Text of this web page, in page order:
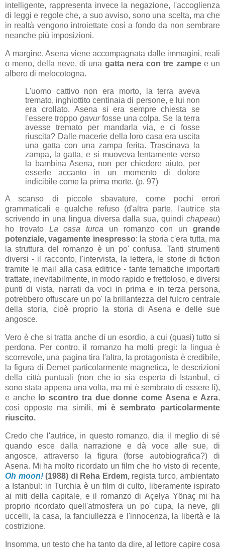
intelligente, rappresenta invece la negazione, l'accoglienza
di leggi e regole che, a suo avviso, sono una scelta, ma che
in realtà vengono introiettate così a fondo da non sembrare
neanche più imposizioni.
A margine, Asena viene accompagnata dalle immagini, reali
o meno, della neve, di una gatta nera con tre zampee un
albero di melocotogna.
L'uomo cattivo non era morto, la terra aveva
tremato, inghiottito centinaia di persone, e lui non
era crollato.Asena si era sempre chiesta se
l'essere troppo gavurfosse una colpa. Se la terra
avesse tremato per mandarla via, e ci fosse
riuscita? Dalle macerie della loro casa era uscita
una gatta con una zampa ferita. Trascinava la
zampa, la gatta, e si muoveva lentamente verso
la bambina Asena, non per chiedere aiuto, per
esserle accanto in un momento di dolore
indicibile come la prima morte. (p. 97)
A scanso di piccole sbavature, come pochi errori
grammaticali e qualche refuso (d'altra parte, l'autrice sta
scrivendo in una lingua diversa dalla sua, quindi chapeau)
ho trovatoLa casa turca un romanzo con ungrande
potenziale, vagamente inespresso: la storia c'era tutta, ma
la struttura del romanzo è un po' confusa. Tanti strumenti
diversi - il racconto, l'intervista, la lettera, le storie di fiction
tramite le mail alla casa editrice - tante tematiche importarti
trattate, inevitabilmente, in modo rapido e frettoloso, e diversi
punti di vista, narrati da voci in prima e in terza persona,
potrebbero offuscare un po' la brillantezza del fulcro centrale
della storia, cioè proprio la storia di Asena e delle sue
angosce.
Vero è che si tratta anche di un esordio, a cui (quasi) tutto si
perdona. Per contro, il romanzo ha molti pregi: la lingua è
scorrevole, una pagina tira l'altra, la protagonista è credibile,
la figura di Demet particolarmente magnetica, le descrizioni
della città puntuali (non che io sia esperta di Istanbul, ci
sono stata appena una volta, ma mi è sembrato di essere lì),
e anche lo scontro tra due donne come Asena e Azra,
così opposte ma simili, mi è sembrato particolarmente
riuscito.
Credo che l'autrice, in questo romanzo, dia il meglio di sé
quando esce dalla narrazione e dà voce alle sue, di
angosce, attraverso la figura (forse autobiografica?) di
Asena. Mi ha molto ricordato un film che ho visto di recente,
Oh moon!(1988) di Reha Erdem,regista turco, ambientato
a Istanbul: in Turchia è un film di culto, liberamente ispirato
ai miti della capitale, e il romanzo diAçelya Yönaç mi ha
proprio ricordato quell'atmosfera un po' cupa, la neve, gli
uccelli, la casa, la fanciullezza e l'innocenza, la libertà e la
costrizione.
Insomma, un testo che ha tanto da dire, al lettore capire cosa